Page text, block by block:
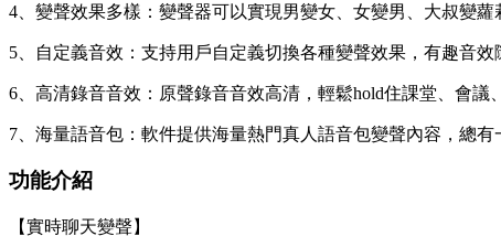
4、變聲效果多樣：變聲器可以實現男變女、女變男、大叔變蘿
5、自定義音效：支持用戶自定義切換各種變聲效果，有趣音效
6、高清錄音音效：原聲錄音音效高清，輕鬆hold住課堂、會議
7、海量語音包：軟件提供海量熱門真人語音包變聲內容，總有
功能介紹
【實時聊天變聲】